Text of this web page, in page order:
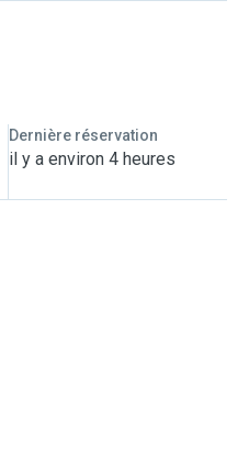
Dernière réservation
il y a environ 4 heures